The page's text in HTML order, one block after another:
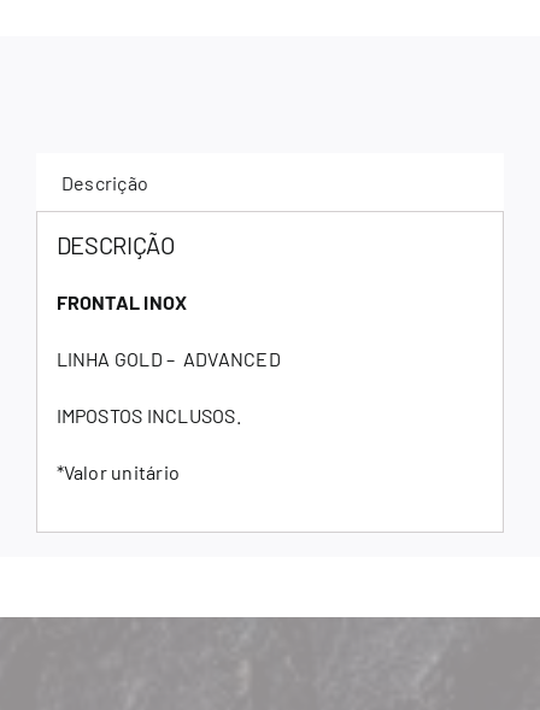
Descrição
DESCRIÇÃO
FRONTAL INOX
LINHA GOLD – ADVANCED
IMPOSTOS INCLUSOS.
*Valor unitário